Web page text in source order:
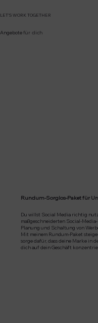
LET’S WORK TOGETHER
Angebotefür dich
Rundum-Sorglos-Paket für
Du willst Social Media richtig
maßgeschneiderten Social-
Planung und Schaltung von
Mit meinem Rundum-Paket
sorge dafür, dass deine Marke in
dich auf dein Geschäft